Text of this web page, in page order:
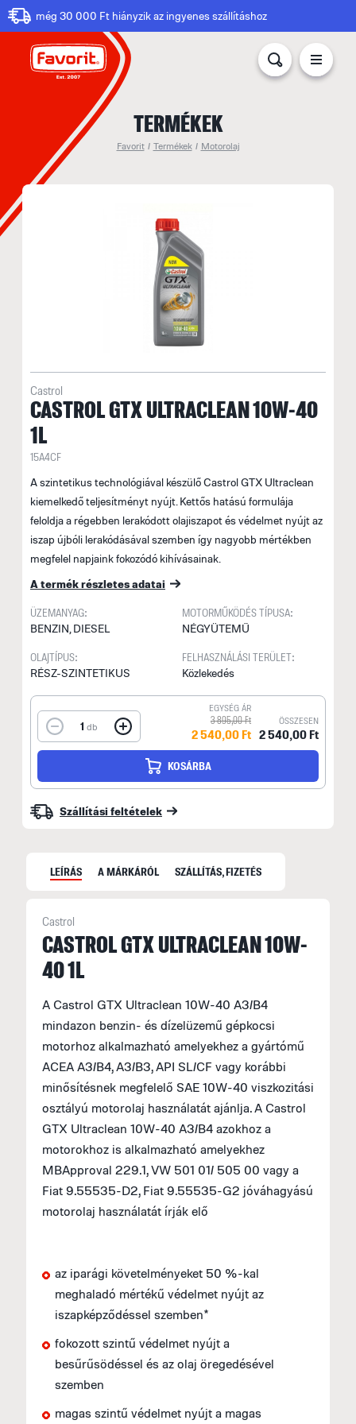
még 30 000 Ft hiányzik az ingyenes szállításhoz
TERMÉKEK
Favorit / Termékek / Motorolaj
Castrol
CASTROL GTX ULTRACLEAN 10W-40
1L
15A4CF
A szintetikus technológiával készülő Castrol GTX Ultraclean
kiemelkedő teljesítményt nyújt. Kettős hatású formulája
feloldja a régebben lerakódott olajiszapot és védelmet nyújt az
iszap újbóli lerakódásával szemben így nagyobb mértékben
megfelel napjaink fokozódó kihívásainak.
A termék részletes adatai
ÜZEMANYAG:
BENZIN, DIESEL
MOTORMŰKÖDÉS TÍPUSA:
NÉGYÜTEMŰ
OLAJTÍPUS:
RÉSZ-SZINTETIKUS
FELHASZNÁLÁSI TERÜLET:
Közlekedés
1 db
EGYSÉG ÁR
3 895,00 Ft
2 540,00 Ft
ÖSSZESEN
2 540,00 Ft
KOSÁRBA
Szállítási feltételek
LEÍRÁS A MÁRKÁRÓL SZÁLLÍTÁS, FIZETÉS
Castrol
CASTROL GTX ULTRACLEAN 10W-
40 1L
A Castrol GTX Ultraclean 10W-40 A3/B4
mindazon benzin- és dízelüzemű gépkocsi
motorhoz alkalmazható amelyekhez a gyártómű
ACEA A3/B4, A3/B3, API SL/CF vagy korábbi
minősítésnek megfelelő SAE 10W-40 viszkozitási
osztályú motorolaj használatát ajánlja. A Castrol
GTX Ultraclean 10W-40 A3/B4 azokhoz a
motorokhoz is alkalmazható amelyekhez
MBApproval 229.1, VW 501 01/ 505 00 vagy a
Fiat 9.55535-D2, Fiat 9.55535-G2 jóváhagyású
motorolaj használatát írják elő
az iparági követelményeket 50 %-kal
meghaladó mértékű védelmet nyújt az
iszapképződéssel szemben*
fokozott szintű védelmet nyújt a
besűrűsödéssel és az olaj öregedésével
szemben
magas szintű védelmet nyújt a magas